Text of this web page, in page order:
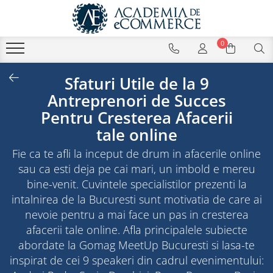
0
Sfaturi Utile de la 9
Antreprenori de Succes
Pentru Cresterea Afacerii
tale online
Fie ca te afli la inceput de drum in afacerile online
sau ca esti deja pe cai mari, un imbold e mereu
bine-venit. Cuvintele specialistilor prezenti la
intalnirea de la Bucuresti sunt motivatia de care ai
nevoie pentru a mai face un pas in cresterea
afacerii tale online. Afla principalele subiecte
abordate la Gomag MeetUp Bucuresti si lasa-te
inspirat de cei 9 speakeri din cadrul evenimentului: